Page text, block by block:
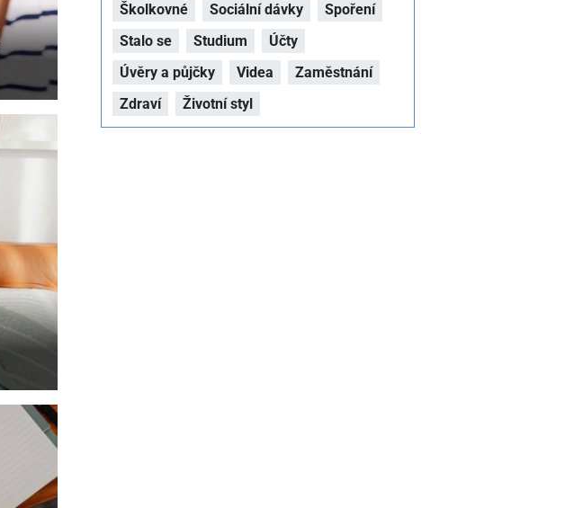
Školkovné
Sociální dávky
Spoření
Stalo se
Studium
Účty
Úvěry a půjčky
Videa
Zaměstnání
Zdraví
Životní styl